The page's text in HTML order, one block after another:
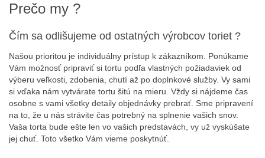
Prečo my ?
Čím sa odlišujeme od ostatných výrobcov toriet ?
Našou prioritou je individuálny prístup k zákazníkom. Ponúkame
Vám možnosť pripraviť si tortu podľa vlastných požiadaviek od
výberu veľkosti, zdobenia, chutí až po doplnkové služby. Vy sami
si vďaka nám vytvárate tortu šitú na mieru. Vždy si nájdeme čas
osobne s vami všetky detaily objednávky prebrať. Sme pripravení
na to, že u nás strávite čas potrebný na splnenie vašich snov.
Vaša torta bude ešte len vo vašich predstavách, vy už vyskúšate
jej chuť. Toto všetko Vám vieme poskytnúť.